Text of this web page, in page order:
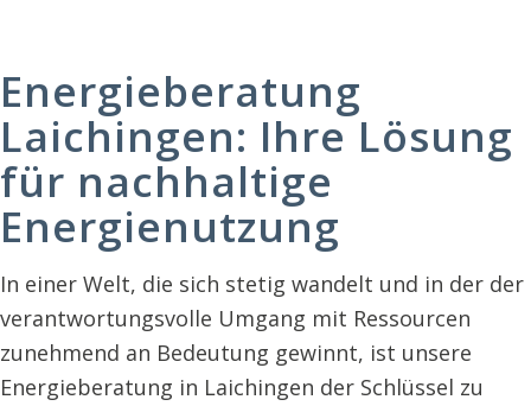
Energieberatung
Laichingen: Ihre Lösung
für nachhaltige
Energienutzung
In einer Welt, die sich stetig wandelt und in der der
verantwortungsvolle Umgang mit Ressourcen
zunehmend an Bedeutung gewinnt, ist unsere
Energieberatung in Laichingen der Schlüssel zu